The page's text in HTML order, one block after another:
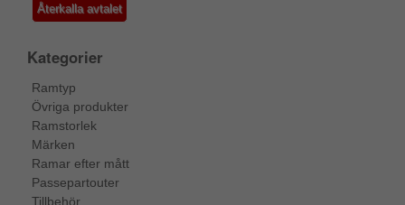
Återkalla avtalet
Kategorier
Ramtyp
Övriga produkter
Ramstorlek
Märken
Ramar efter mått
Passepartouter
Tillbehör